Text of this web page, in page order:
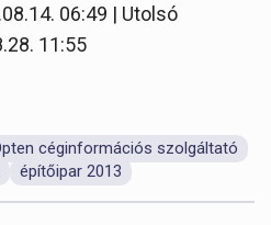
06:49 | Utolsó
11:55
céginformációs szolgáltató
építőipar 2013